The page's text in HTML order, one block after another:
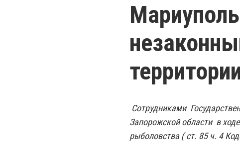
Сотрудниками
Запорожской области в
рыболовства ( ст. 85 ч. 4